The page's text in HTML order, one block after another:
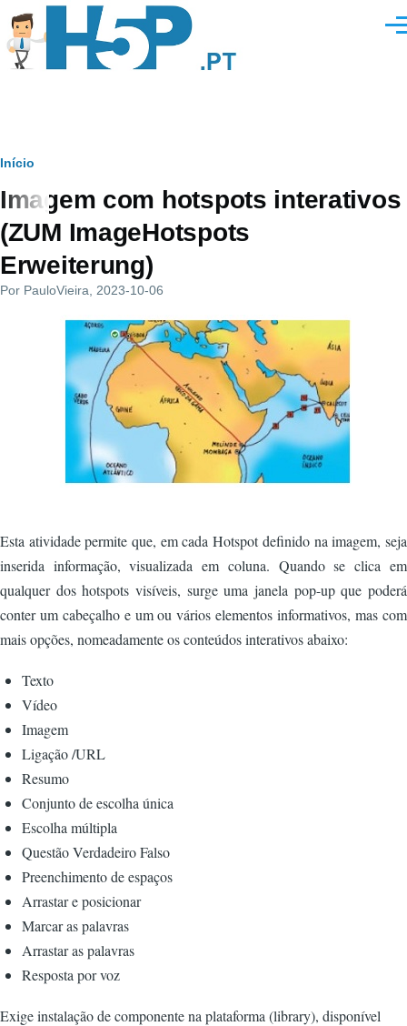
Passar para o conteúdo principal
Navegação
estrutural
Início
Imagem com hotspots interativos
(ZUM ImageHotspots
Erweiterung)
Por PauloVieira , 2023-10-06
Esta atividade permite que, em cada Hotspot definido na imagem, seja
inserida informação, visualizada em coluna. Quando se clica em
qualquer dos hotspots visíveis, surge uma janela pop-up que poderá
conter um cabeçalho e um ou vários elementos informativos, mas com
mais opções, nomeadamente os conteúdos interativos abaixo:
Texto
Vídeo
Imagem
Ligação /URL
Resumo
Conjunto de escolha única
Escolha múltipla
Questão Verdadeiro Falso
Preenchimento de espaços
Arrastar e posicionar
Marcar as palavras
Arrastar as palavras
Resposta por voz
Exige instalação de componente na plataforma (library), disponível